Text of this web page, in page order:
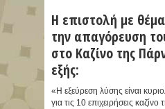
Η επιστολή με
την απαγόρευση
στο Καζίνο της
εξής:
«Η εξεύρεση λύσης είναι
για τις 10 επιχειρήσεις